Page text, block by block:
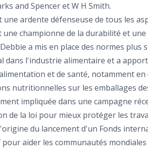
and Spencer et W H Smith.
une ardente défenseuse de tous les
une championne de la durabilité et
a mis en place des normes plus
dans l'industrie alimentaire et a
et de santé, notamment en
nutritionnelles sur les emballages
impliquée dans une campagne
de la loi pour mieux protéger les
du lancement d'un Fonds
aider les communautés